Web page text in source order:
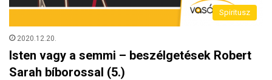
Spiritusz
2020.12.20.
Isten vagy a semmi – beszélgetések Robert
Sarah bíborossal (5.)